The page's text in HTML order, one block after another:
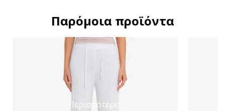
Παρόμοια προϊόντα
Περισσότερες